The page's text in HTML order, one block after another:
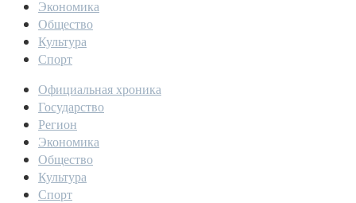
Экономика
Общество
Культура
Спорт
Официальная хроника
Государство
Регион
Экономика
Общество
Культура
Спорт